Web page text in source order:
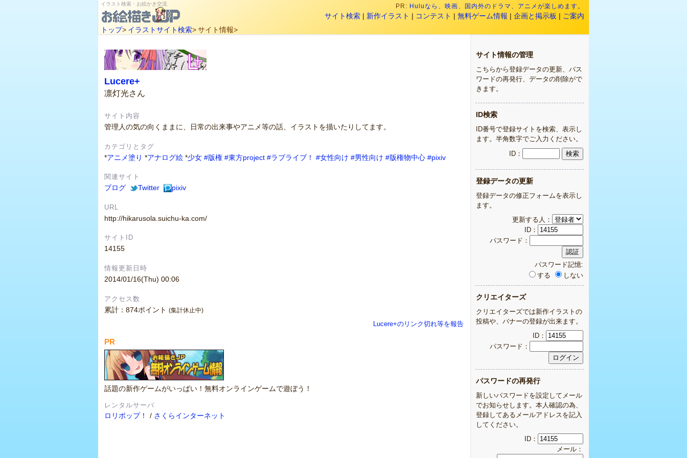
イラスト検索・お絵かき交流 PR: Huluなら、映画、国内外のドラマ、アニメが楽しめます。
サイト検索 | 新作イラスト | コンテスト | 無料ゲーム情報 | 企画と掲示板 | ご案内
トップ> イラストサイト検索>サイト情報>
Lucere+
凛灯光さん
サイト内容
管理人の気の向くままに、日常の出来事やアニメ等の話、イラストを描いたりしてます。
カテゴリとタグ
*アニメ塗り *アナログ絵 *少女 #版権 #東方project #ラブライブ！ #女性向け #男性向け #版権物中心 #pixiv
関連サイト
ブログ Twitter pixiv
URL
http://hikarusola.suichu-ka.com/
サイトID
14155
情報更新日時
2014/01/16(Thu) 00:06
アクセス数
累計：874ポイント (集計休止中)
Lucere+のリンク切れ等を報告
PR
話題の新作ゲームがいっぱい！無料オンラインゲームで遊ぼう！
レンタルサーバ
ロリポップ！ / さくらインターネット
サイト情報の管理
こちらから登録データの更新、パス
ワードの再発行、データの削除がで
きます。
ID検索
ID番号で登録サイトを検索、表示し
ます。半角数字でご入力ください。
ID：
登録データの更新
登録データの修正フォームを表示し
ます。
更新する人：
ID：
パスワード：
パスワード記憶:
する
しない
クリエイターズ
クリエイターズでは新作イラストの
投稿や、バナーの登録が出来ます。
ID：
パスワード：
パスワードの再発行
新しいパスワードを設定してメール
でお知らせします。本人確認の為、
登録してあるメールアドレスを記入
してください。
ID：
メール：